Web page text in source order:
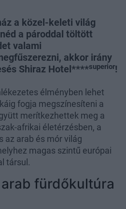
a közel-keleti világ
a pároddal töltött
valami
akkor irány
Shiraz Hotel****superior!
élményben lehet
fogja megszínesíteni a
merítkezhettek meg a
afrikai életérzésben, a
az arab és mór világ
magas szintű európai
társul.
fürdőkultúra